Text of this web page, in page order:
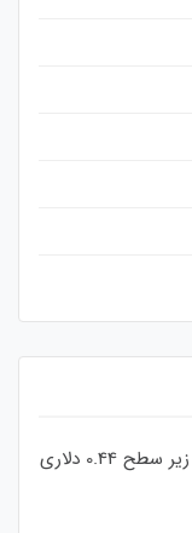
ارزش کاردانو با وجود هارد فورک واسیل به زیر سطح 0.44 دلاری